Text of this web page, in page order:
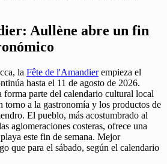
Aullène abre un fin
la Fête de l'Amandierempieza el
hasta el 11 de agosto de 2026.
forma parte del calendario cultural local
torno a la gastronomía y los productos de
El pueblo, más acostumbrado al
aglomeraciones costeras, ofrece una
este fin de semana. Mejor
que para el sábado, según el calendario